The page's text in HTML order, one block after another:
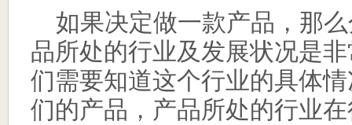
如果决定做一款产品，那
品所处的行业及发展状况是
们需要知道这个行业的具体
们的产品，产品所处的行业